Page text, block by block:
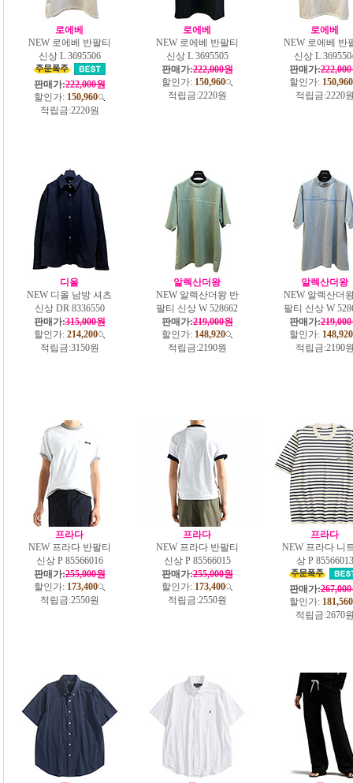
로에베
NEW 로에베 반팔티
신상 L 3695506
판매가:222,000원
할인가: 150,960
적립금:2220원
로에베
NEW 로에베 반팔티
신상 L 3695505
판매가:222,000원
할인가: 150,960
적립금:2220원
로에베
NEW 로에베 반
신상 L
판매가:
할인가: 150,960
적립금:2220
디올
NEW 디올 남방 셔츠
신상 DR 8336550
판매가:315,000원
할인가: 214,200
적립금:3150원
알렉산더왕
NEW 알렉산더왕 반
팔티 신상 W 528662
판매가:219,000원
할인가: 148,920
적립금:2190원
알렉산더왕
NEW 알렉산더
팔티 신상 W
판매가:
할인가: 148,920
적립금:2190
프라다
NEW 프라다 반팔티
신상 P 85566016
판매가:255,000원
할인가: 173,400
적립금:2550원
프라다
NEW 프라다 반팔티
신상 P 85566015
판매가:255,000원
할인가: 173,400
적립금:2550원
프라다
NEW 프라다 니
상 P 85566013
판매가:
할인가: 181,560
적립금:2670